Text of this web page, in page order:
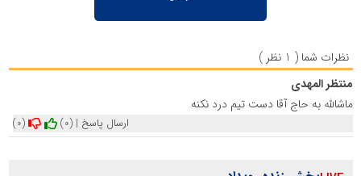
نظرات شما ( 1 نظر )
منتظر المهدی
ماشالله به حاج آقا دست تیم درد نکنه
(0)
(0) ارسال پاسخ |